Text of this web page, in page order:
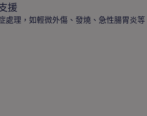
援
處理，如輕微外傷、發燒、急性腸胃炎等